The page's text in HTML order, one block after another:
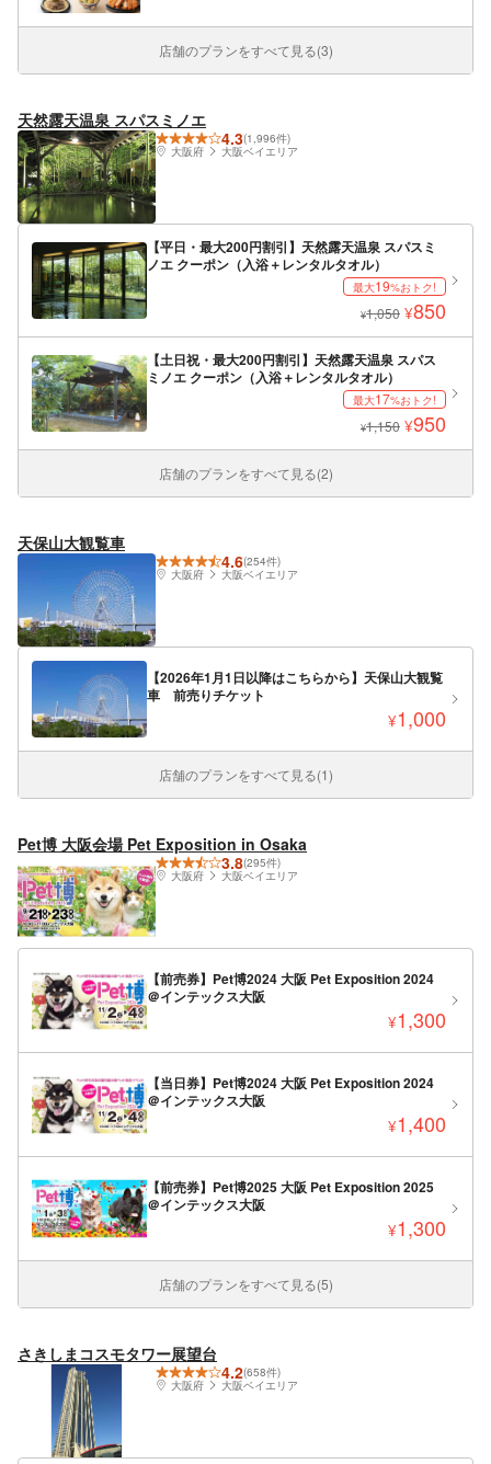
店舗のプランをすべて見る(3)
天然露天温泉 スパスミノエ
4.3(1,996件)
大阪府
大阪ベイエリア
【平日・最大200円割引】天然露天温泉 スパスミ
ノエ クーポン（入浴＋レンタルタオル）
最大19%おトク!
¥1,050 ¥850
【土日祝・最大200円割引】天然露天温泉 スパス
ミノエ クーポン（入浴＋レンタルタオル）
最大17%おトク!
¥1,150 ¥950
店舗のプランをすべて見る(2)
天保山大観覧車
4.6(254件)
大阪府
大阪ベイエリア
【2026年1月1日以降はこちらから】天保山大観覧
車 前売りチケット
¥1,000
店舗のプランをすべて見る(1)
Pet博 大阪会場 Pet Exposition in Osaka
3.8(295件)
大阪府
大阪ベイエリア
【前売券】Pet博2024 ⼤阪 Pet Exposition 2024
＠インテックス大阪
¥1,300
【当日券】Pet博2024 ⼤阪 Pet Exposition 2024
＠インテックス大阪
¥1,400
【前売券】Pet博2025 ⼤阪 Pet Exposition 2025
＠インテックス大阪
¥1,300
店舗のプランをすべて見る(5)
さきしまコスモタワー展望台
4.2(658件)
大阪府
大阪ベイエリア